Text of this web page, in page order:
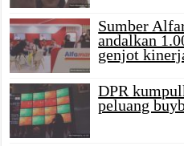
Sumber
andalkan
genjot
DPR
peluang